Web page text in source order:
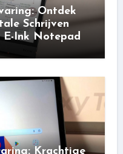
Ontdek
Schrijven
E-Ink Notepad
Krachtige